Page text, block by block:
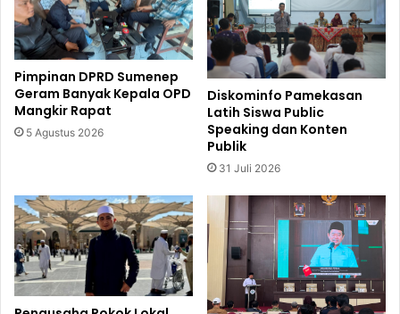
Pimpinan DPRD Sumenep
Geram Banyak Kepala OPD
Mangkir Rapat
5 Agustus 2026
Diskominfo Pamekasan
Latih Siswa Public
Speaking dan Konten
Publik
31 Juli 2026